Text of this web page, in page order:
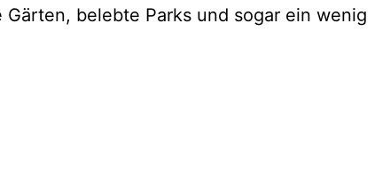
belebte Parks und sogar ein wenig